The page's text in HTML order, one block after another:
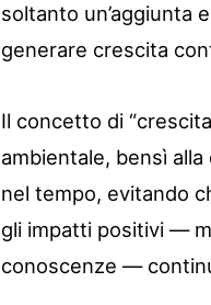
soltanto un’aggiunta
generare crescita
Il concetto di
ambientale, bensì
nel tempo, evitando
gli impatti positivi —
conoscenze —